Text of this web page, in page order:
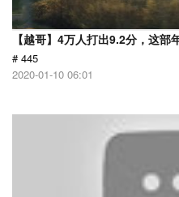
【越哥】4万人打出9.2分，这部
# 445
2020-01-10 06:01